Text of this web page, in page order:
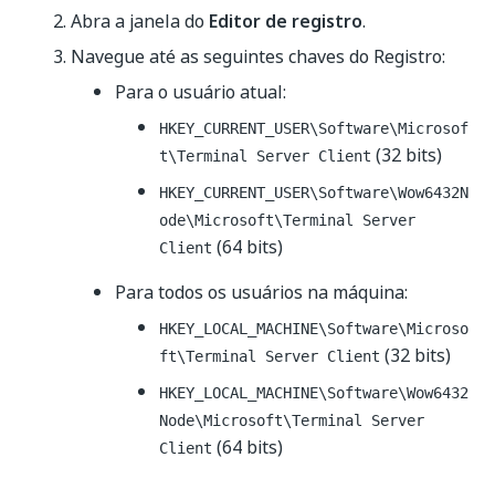
Abra a janela do Editor de registro.
Navegue até as seguintes chaves do Registro:
Para o usuário atual:
HKEY_CURRENT_USER\Software\Microsof
t\Terminal Server Client (32 bits)
HKEY_CURRENT_USER\Software\Wow6432N
ode\Microsoft\Terminal Server
Client (64 bits)
Para todos os usuários na máquina:
HKEY_LOCAL_MACHINE\Software\Microso
ft\Terminal Server Client (32 bits)
HKEY_LOCAL_MACHINE\Software\Wow6432
Node\Microsoft\Terminal Server
Client (64 bits)